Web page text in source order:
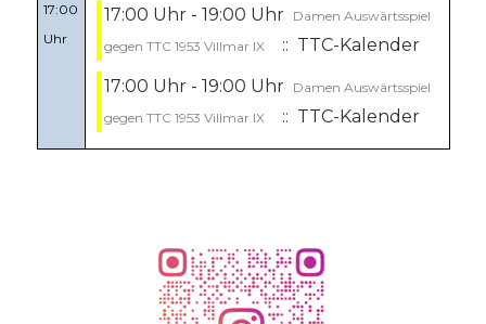
17:00
Uhr
17:00 Uhr - 19:00 Uhr Damen Auswärtsspiel
gegen TTC 1953 Villmar IX
:: TTC-Kalender
17:00 Uhr - 19:00 Uhr Damen Auswärtsspiel
gegen TTC 1953 Villmar IX
:: TTC-Kalender